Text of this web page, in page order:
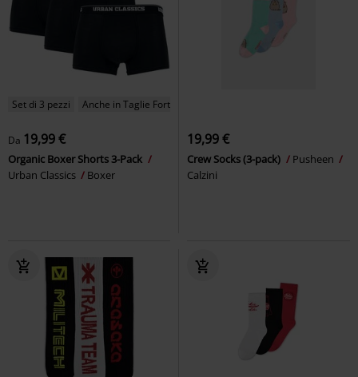
Set di 3 pezzi Anche in Taglie Forti
Da 19,99 €
Organic Boxer Shorts 3-Pack
Urban Classics
Boxer
19,99 €
Crew Socks (3-pack)
Pusheen
Calzini